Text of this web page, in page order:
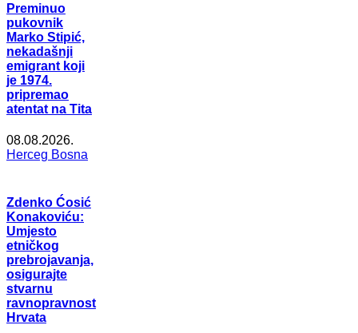
Preminuo
pukovnik
Marko Stipić,
nekadašnji
emigrant koji
je 1974.
pripremao
atentat na Tita
08.08.2026.
Herceg Bosna
Zdenko Ćosić
Konakoviću:
Umjesto
etničkog
prebrojavanja,
osigurajte
stvarnu
ravnopravnost
Hrvata